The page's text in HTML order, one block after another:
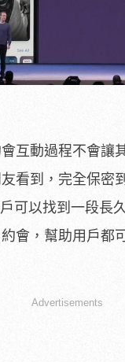
互動過程不會讓
看到，完全保密
可以找到一段長
會，幫助用戶都
Advertisements